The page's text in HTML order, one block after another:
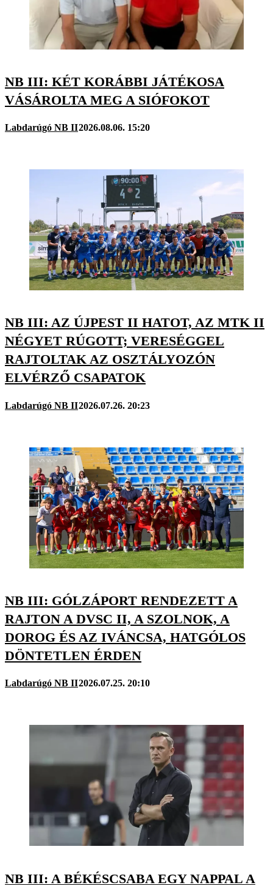
NB III: KÉT KORÁBBI JÁTÉKOSA
VÁSÁROLTA MEG A SIÓFOKOT
Labdarúgó NB II2026.08.06. 15:20
NB III: AZ ÚJPEST II HATOT, AZ MTK II
NÉGYET RÚGOTT; VERESÉGGEL
RAJTOLTAK AZ OSZTÁLYOZÓN
ELVÉRZŐ CSAPATOK
Labdarúgó NB II2026.07.26. 20:23
NB III: GÓLZÁPORT RENDEZETT A
RAJTON A DVSC II, A SZOLNOK, A
DOROG ÉS AZ IVÁNCSA, HATGÓLOS
DÖNTETLEN ÉRDEN
Labdarúgó NB II2026.07.25. 20:10
NB III: A BÉKÉSCSABA EGY NAPPAL A